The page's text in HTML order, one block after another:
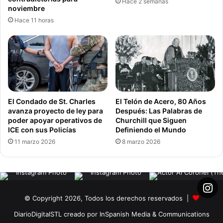
insolación.
Alerta Climática Calor Clima
Diario Digital STL Missouri
Temperaturas extremas
noviembre
Hace 11 horas
El Condado de St. Charles
avanza proyecto de ley para
poder apoyar operativos de
ICE con sus Policías
11 marzo 2026
El Telón de Acero, 80 Años
Después: Las Palabras de
Churchill que Siguen
Definiendo el Mundo
8 marzo 2026
© Copyright 2026, Todos los derechos reservados |
DiarioDigitalSTL creado por InSpanish Media & Communications